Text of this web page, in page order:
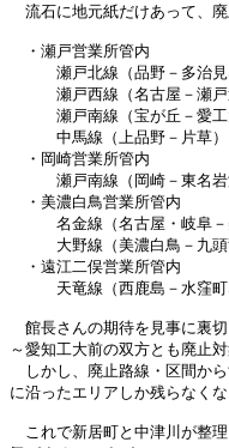
流石に地元紙だけあって、廃
・瀬戸営業所管内
瀬戸北線（品野－多治見
瀬戸西線（名古屋－瀬戸
瀬戸南線（宝が丘－愛工
中馬線（上品野－片草）
・岡崎営業所管内
瀬戸南線（岡崎－東名岩
・美濃白鳥営業所管内
名金線（名古屋・岐阜－美
大野線（美濃白鳥－九頭竜
・遠江二俣営業所管内
天竜線（西鹿島－水窪町
館長さんの期待を見事に裏
～愛知工大前の双方とも廃止
しかし、廃止路線・区間か
に沿ったエリアしか残らなく
これで新居町と中津川が整